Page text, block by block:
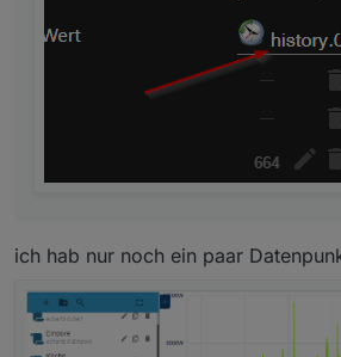
ich hab nur noch ein paar